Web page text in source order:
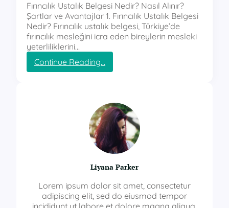
Fırıncılık Ustalık Belgesi Nedir? Nasıl Alınır?
Şartlar ve Avantajlar 1. Fırıncılık Ustalık Belgesi
Nedir? Fırıncılık ustalık belgesi, Türkiye’de
fırıncılık mesleğini icra eden bireylerin mesleki
yeterliliklerini…
Continue Reading…
f
ı
n
c
ı
l
ı
k
s
t
a
Liyana Parker
Lorem ipsum dolor sit amet, consectetur
adipiscing elit, sed do eiusmod tempor